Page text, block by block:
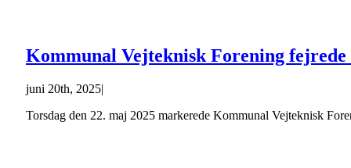
Kommunal Vejteknisk Forening
juni 20th, 2025|
Torsdag den 22. maj 2025 markerede Kommunal Vejteknisk